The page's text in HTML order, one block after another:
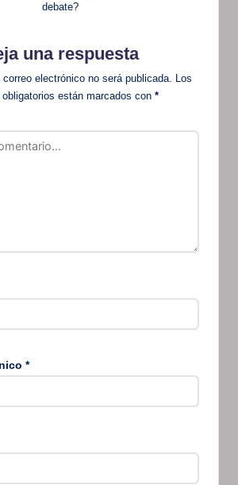
debate?
una respuesta
electrónico no será publicada. Los
están marcados con *
*